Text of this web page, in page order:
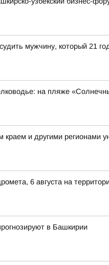
мужчину, который 21
на пляже
краем и другими регионами
6 августа на
в Башкирии